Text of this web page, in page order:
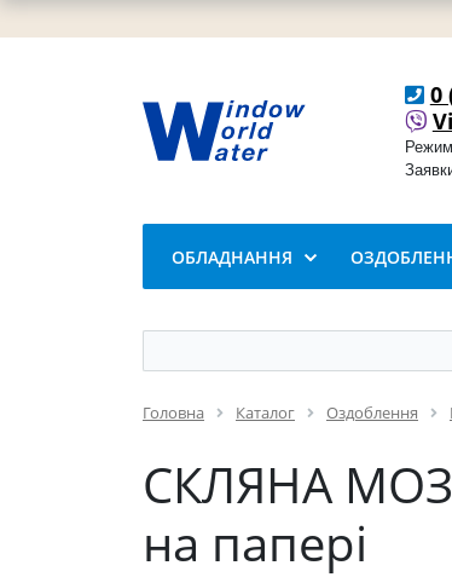
0
ОБЛАДНАННЯ
Головна Каталог Оздоблення
СКЛЯНА
на папері